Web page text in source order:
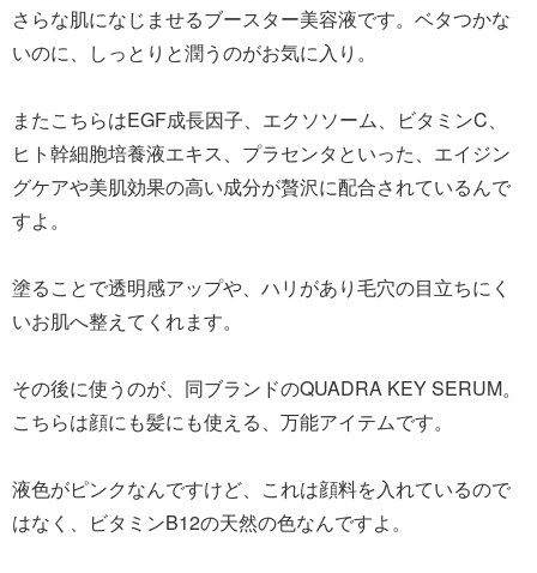
さらな肌になじませるブースター美容液です。ベタつかな
いのに、しっとりと潤うのがお気に入り。
またこちらはEGF成長因子、エクソソーム、ビタミンC、
ヒト幹細胞培養液エキス、プラセンタといった、エイジン
グケアや美肌効果の高い成分が贅沢に配合されているんで
すよ。
塗ることで透明感アップや、ハリがあり毛穴の目立ちにく
いお肌へ整えてくれます。
その後に使うのが、同ブランドのQUADRA KEY SERUM。
こちらは顔にも髪にも使える、万能アイテムです。
液色がピンクなんですけど、これは顔料を入れているので
はなく、ビタミンB12の天然の色なんですよ。